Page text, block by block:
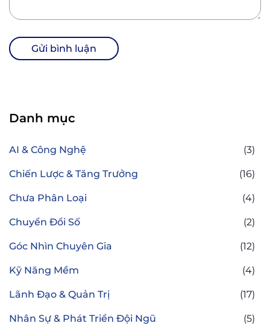
Danh mục
AI & Công Nghệ (3)
Chiến Lược & Tăng Trưởng (16)
Chưa Phân Loại (4)
Chuyển Đổi Số (2)
Góc Nhìn Chuyên Gia (12)
Kỹ Năng Mềm (4)
Lãnh Đạo & Quản Trị (17)
Nhân Sự & Phát Triển Đội Ngũ (5)